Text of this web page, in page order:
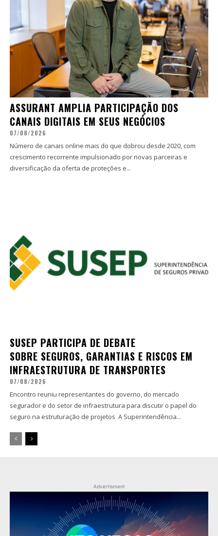
ASSURANT AMPLIA PARTICIPAÇÃO DOS
CANAIS DIGITAIS EM SEUS NEGÓCIOS
07/08/2026
Número de canais online mais do que dobrou desde 2020, com
crescimento recorrente impulsionado por novas parceiras e
diversificação da oferta de proteções e...
SUSEP PARTICIPA DE DEBATE
SOBRE SEGUROS, GARANTIAS E RISCOS EM
INFRAESTRUTURA DE TRANSPORTES
07/08/2026
Encontro reuniu representantes do governo, do mercado
segurador e do setor de infraestrutura para discutir o papel do
seguro na estruturação de projetos A Superintendência...
Advertisment